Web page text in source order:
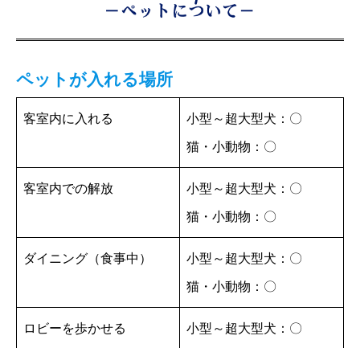
ペットが入れる場所
客室内に入れる 小型～超大型犬：〇
猫・小動物：〇
客室内での解放 小型～超大型犬：〇
猫・小動物：〇
ダイニング（食事中） 小型～超大型犬：〇
猫・小動物：〇
ロビーを歩かせる 小型～超大型犬：〇